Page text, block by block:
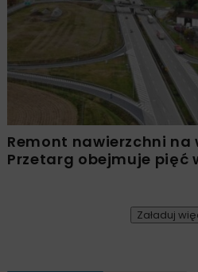
Remont nawierzchni na
Przetarg obejmuje pięć
Załaduj